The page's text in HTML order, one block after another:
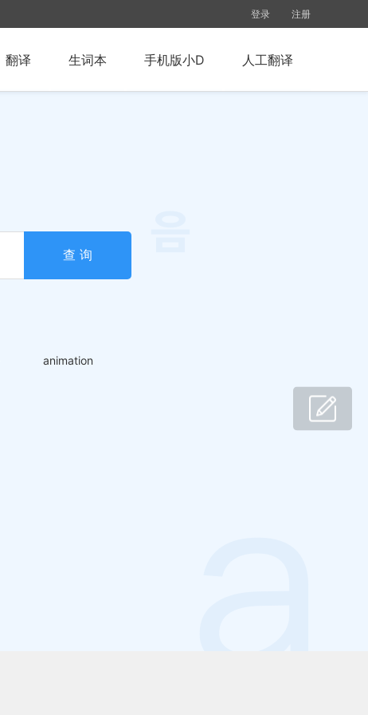
登录 注册
翻译 生词本 手机版小D 人工翻译
查 询
animation
小D
共建窝